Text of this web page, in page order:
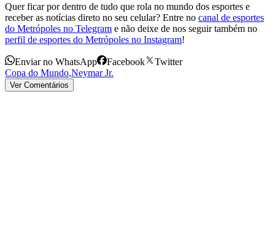
Quer ficar por dentro de tudo que rola no mundo dos esportes e
receber as notícias direto no seu celular? Entre no canal de esportes
do Metrópoles no Telegram e não deixe de nos seguir também no
perfil de esportes do Metrópoles no Instagram!
Enviar no WhatsApp Facebook
Twitter
Copa do Mundo,Neymar Jr.
Ver Comentários